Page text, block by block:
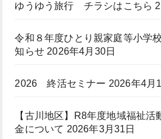
ゆうゆう旅行 チラシはこちら
令和８年度ひとり親家庭等小学
知らせ 2026年4月30日
2026 終活セミナー 2026年4月
【古川地区】R8年度地域福祉活
金について 2026年3月31日